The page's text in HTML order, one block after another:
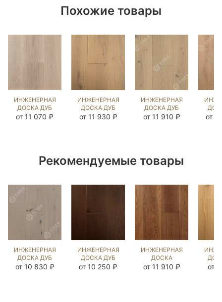
Похожие товары
ИНЖЕНЕРНАЯ
ДОСКА ДУБ
МИЛТА
от 11 070 ₽
ИНЖЕНЕРНАЯ
ДОСКА ДУБ
ПРИНСТОН
от 11 930 ₽
ИНЖЕНЕРНАЯ
ДОСКА ДУБ
ЭЛЬМ
от 11 910 ₽ от
Рекомендуемые товары
ИНЖЕНЕРНАЯ
ДОСКА ДУБ
ИЛЬБЕРС
от 10 830 ₽
ИНЖЕНЕРНАЯ
ДОСКА ДУБ
ЧЁРНЫЙ
от 10 250 ₽
ИНЖЕНЕРНАЯ
ДОСКА
ЯСЕНЬ
от 11 910 ₽ от